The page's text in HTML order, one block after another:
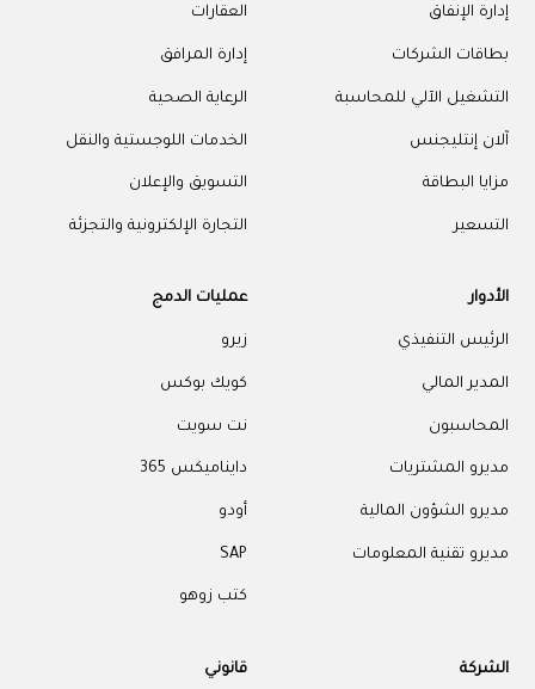
إدارة الإنفاق
بطاقات الشركات
التشغيل الآلي للمحاسبة
آلان إنتليجنس
مزايا البطاقة
التسعير
العقارات
إدارة المرافق
الرعاية الصحية
الخدمات اللوجستية والنقل
التسويق والإعلان
التجارة الإلكترونية والتجزئة
الأدوار
الرئيس التنفيذي
المدير المالي
المحاسبون
مديرو المشتريات
مديرو الشؤون المالية
مديرو تقنية المعلومات
عمليات الدمج
زيرو
كويك بوكس
نت سويت
دايناميكس 365
أودو
SAP
كتب زوهو
الشركة قانوني